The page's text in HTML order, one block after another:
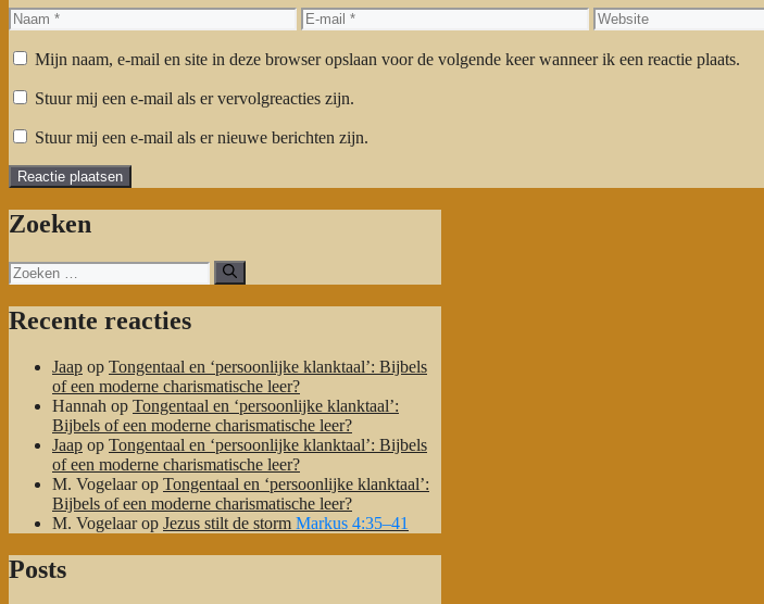
Naam
E-
mail
Website
Mijn naam, e-mail en site in deze browser opslaan voor de volgende keer wanneer ik een reactie plaats.
Stuur mij een e-mail als er vervolgreacties zijn.
Stuur mij een e-mail als er nieuwe berichten zijn.
Zoeken
Zoeken
naar:
Recente reacties
Jaap op Tongentaal en ‘persoonlijke klanktaal’: Bijbels
of een moderne charismatische leer?
Hannah op Tongentaal en ‘persoonlijke klanktaal’:
Bijbels of een moderne charismatische leer?
Jaap op Tongentaal en ‘persoonlijke klanktaal’: Bijbels
of een moderne charismatische leer?
M. Vogelaarop Tongentaal en ‘persoonlijke klanktaal’:
Bijbels of een moderne charismatische leer?
M. Vogelaarop Jezus stilt de storm Markus 4:35–41
Posts